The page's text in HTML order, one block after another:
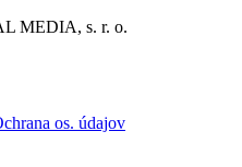
MEDIA, s. r. o.
os. údajov